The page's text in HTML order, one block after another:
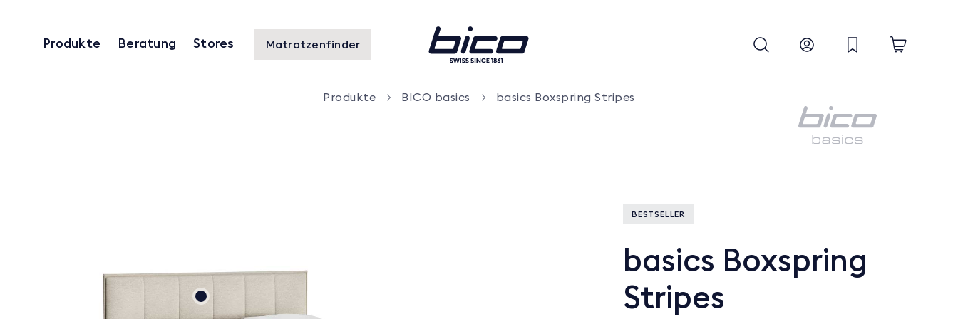
Produkte Beratung Stores Matratzenfinder
Produkte BICO basics basics Boxspring Stripes
BESTSELLER
basics Boxspring
Stripes